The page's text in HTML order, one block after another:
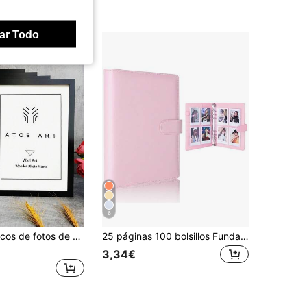
Juego de marcos de fotos de madera falsa, marcos de arte impresos de varios tamaños, marcos de decoración de pared y escritorio para fondo de pared de fotos, marcos de decoración de pared universales de 10*15cm, 20*25cm y tamaño A4. Decoración de pared de arte para el hogar, marcos de almacenamiento de fotos, regalos conmemorativos de vacaciones, regalos de cumpleaños, regalos de graduación.
6
25 páginas 100 bolsillos Fundas para carpeta de anillas A5, Fundas para tarjetas de fotos de 2.5x3.5 pulgadas, Protectores de página de 4 bolsillos a doble cara, Fundas ultra claras para tarjetas coleccionables
3,34€
Todo